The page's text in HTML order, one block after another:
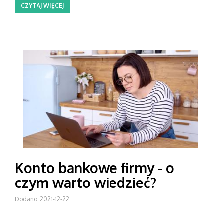
CZYTAJ WIĘCEJ
Konto bankowe firmy - o
czym warto wiedzieć?
Dodano: 2021-12-22